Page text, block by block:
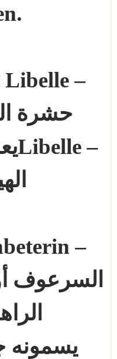
Libelle –
حشرة
Libelle –
–
السرعوف
يسمونه